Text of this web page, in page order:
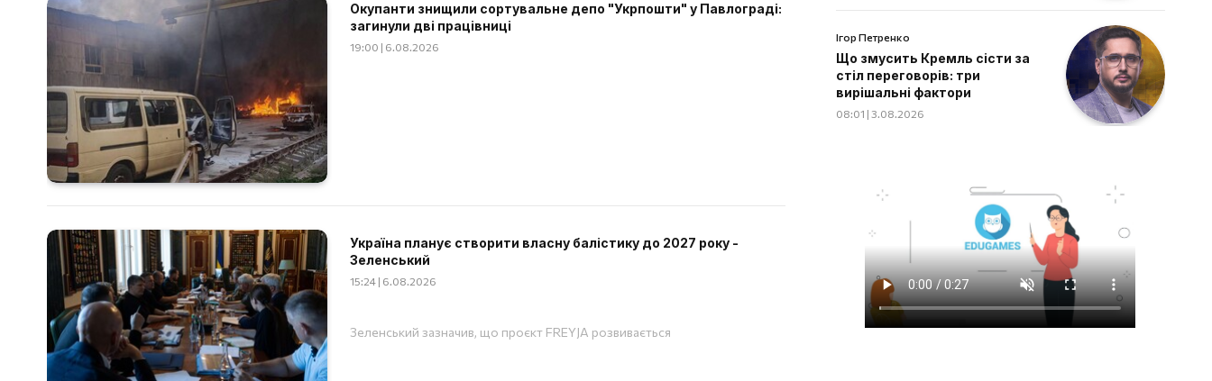
Окупанти знищили сортувальне депо "Укрпошти" у Павлограді:
загинули дві працівниці
19:00 | 6.08.2026
Україна планує створити власну балістику до 2027 року -
Зеленський
15:24 | 6.08.2026
Зеленський зазначив, що проєкт FREYJA розвивається
Ігор Петренко
Що змусить Кремль сісти за
стіл переговорів: три
вирішальні фактори
08:01 | 3.08.2026